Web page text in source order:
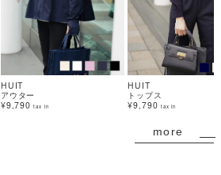
HUIT
アウター
¥9,790 tax in
HUIT
トップス
¥9,790 tax in
more